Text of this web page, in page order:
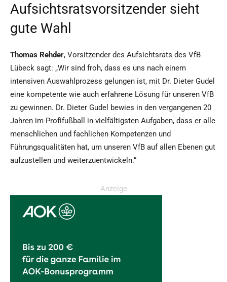
Aufsichtsratsvorsitzender sieht
gute Wahl
Thomas Rehder, Vorsitzender des Aufsichtsrats des VfB
Lübeck sagt: „Wir sind froh, dass es uns nach einem
intensiven Auswahlprozess gelungen ist, mit Dr. Dieter Gudel
eine kompetente wie auch erfahrene Lösung für unseren VfB
zu gewinnen. Dr. Dieter Gudel bewies in den vergangenen 20
Jahren im Profifußball in vielfältigsten Aufgaben, dass er alle
menschlichen und fachlichen Kompetenzen und
Führungsqualitäten hat, um unseren VfB auf allen Ebenen gut
aufzustellen und weiterzuentwickeln.“
Anzeige